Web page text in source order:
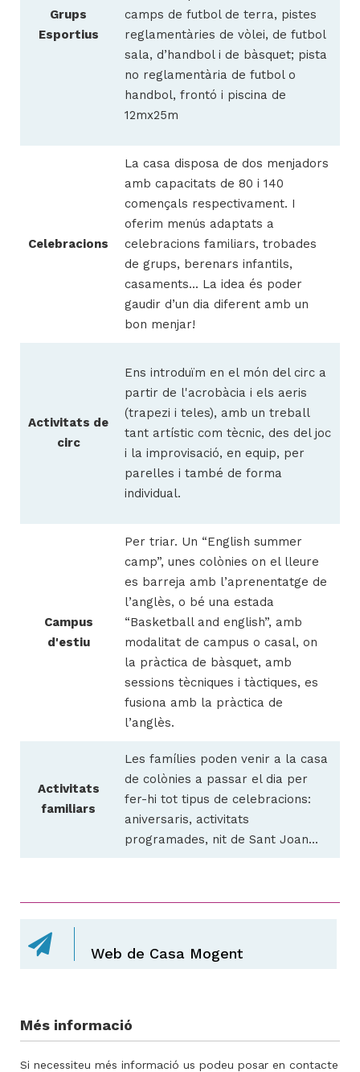
Grups
Esportius
camps de futbol de terra, pistes
reglamentàries de vòlei, de futbol
sala, d’handbol i de bàsquet; pista
no reglamentària de futbol o
handbol, frontó i piscina de
12mx25m
Celebracions
La casa disposa de dos menjadors
amb capacitats de 80 i 140
començals respectivament. I
oferim menús adaptats a
celebracions familiars, trobades
de grups, berenars infantils,
casaments... La idea és poder
gaudir d’un dia diferent amb un
bon menjar!
Activitats de
circ
Ens introduïm en el món del circ a
partir de l'acrobàcia i els aeris
(trapezi i teles), amb un treball
tant artístic com tècnic, des del joc
i la improvisació, en equip, per
parelles i també de forma
individual.
Campus
d'estiu
Per triar. Un “English summer
camp”, unes colònies on el lleure
es barreja amb l’aprenentatge de
l’anglès, o bé una estada
“Basketball and english”, amb
modalitat de campus o casal, on
la pràctica de bàsquet, amb
sessions tècniques i tàctiques, es
fusiona amb la pràctica de
l’anglès.
Activitats
familiars
Les famílies poden venir a la casa
de colònies a passar el dia per
fer-hi tot tipus de celebracions:
aniversaris, activitats
programades, nit de Sant Joan...
Web de Casa Mogent
Més informació
Si necessiteu més informació us podeu posar en contacte